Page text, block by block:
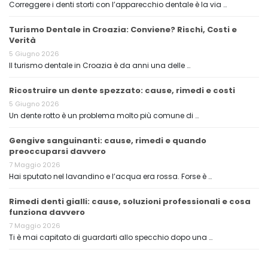
Correggere i denti storti con l’apparecchio dentale è la via …
Turismo Dentale in Croazia: Conviene? Rischi, Costi e
Verità
5 Giugno 2026
Il turismo dentale in Croazia è da anni una delle …
Ricostruire un dente spezzato: cause, rimedi e costi
5 Giugno 2026
Un dente rotto è un problema molto più comune di …
Gengive sanguinanti: cause, rimedi e quando
preoccuparsi davvero
7 Maggio 2026
Hai sputato nel lavandino e l’acqua era rossa. Forse è …
Rimedi denti gialli: cause, soluzioni professionali e cosa
funziona davvero
7 Maggio 2026
Ti è mai capitato di guardarti allo specchio dopo una …